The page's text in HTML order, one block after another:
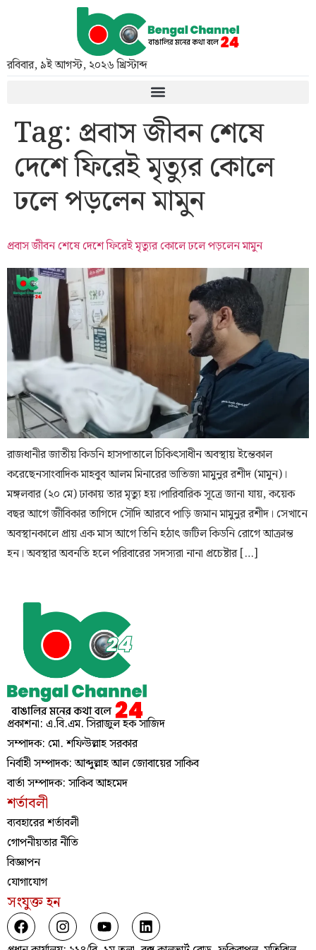
রবিবার,৯ই আগস্ট, ২০২৬ খ্রিস্টাব্দ
Tag: প্রবাস জীবন শেষে
দেশে ফিরেই মৃত্যুর কোলে
ঢলে পড়লেন মামুন
প্রবাস জীবন শেষে দেশে ফিরেই মৃত্যুর কোলে ঢলে পড়লেন মামুন
রাজধানীর জাতীয় কিডনি হাসপাতালে চিকিৎসাধীন অবস্থায় ইন্তেকাল
করেছেনসাংবাদিক মাহবুব আলম মিনারের ভাতিজা মামুনুর রশীদ (মামুন)।
মঙ্গলবার (২০ মে) ঢাকায় তার মৃত্যু হয়।পারিবারিক সূত্রে জানা যায়, কয়েক
বছর আগে জীবিকার তাগিদে সৌদি আরবে পাড়ি জমান মামুনুর রশীদ। সেখানে
অবস্থানকালে প্রায় এক মাস আগে তিনি হঠাৎ জটিল কিডনি রোগে আক্রান্ত
হন। অবস্থার অবনতি হলে পরিবারের সদস্যরা নানা প্রচেষ্টার […]
প্রকাশনা: এ.বি.এম. সিরাজুল হক সাজিদ
সম্পাদক: মো. শফিউল্লাহ সরকার
নির্বাহী সম্পাদক: আব্দুল্লাহ আল জোবায়ের সাকিব
বার্তা সম্পাদক: সাকিব আহমেদ
শর্তাবলী
ব্যবহারের শর্তাবলী
গোপনীয়তার নীতি
বিজ্ঞাপন
যোগাযোগ
সংযুক্ত হন